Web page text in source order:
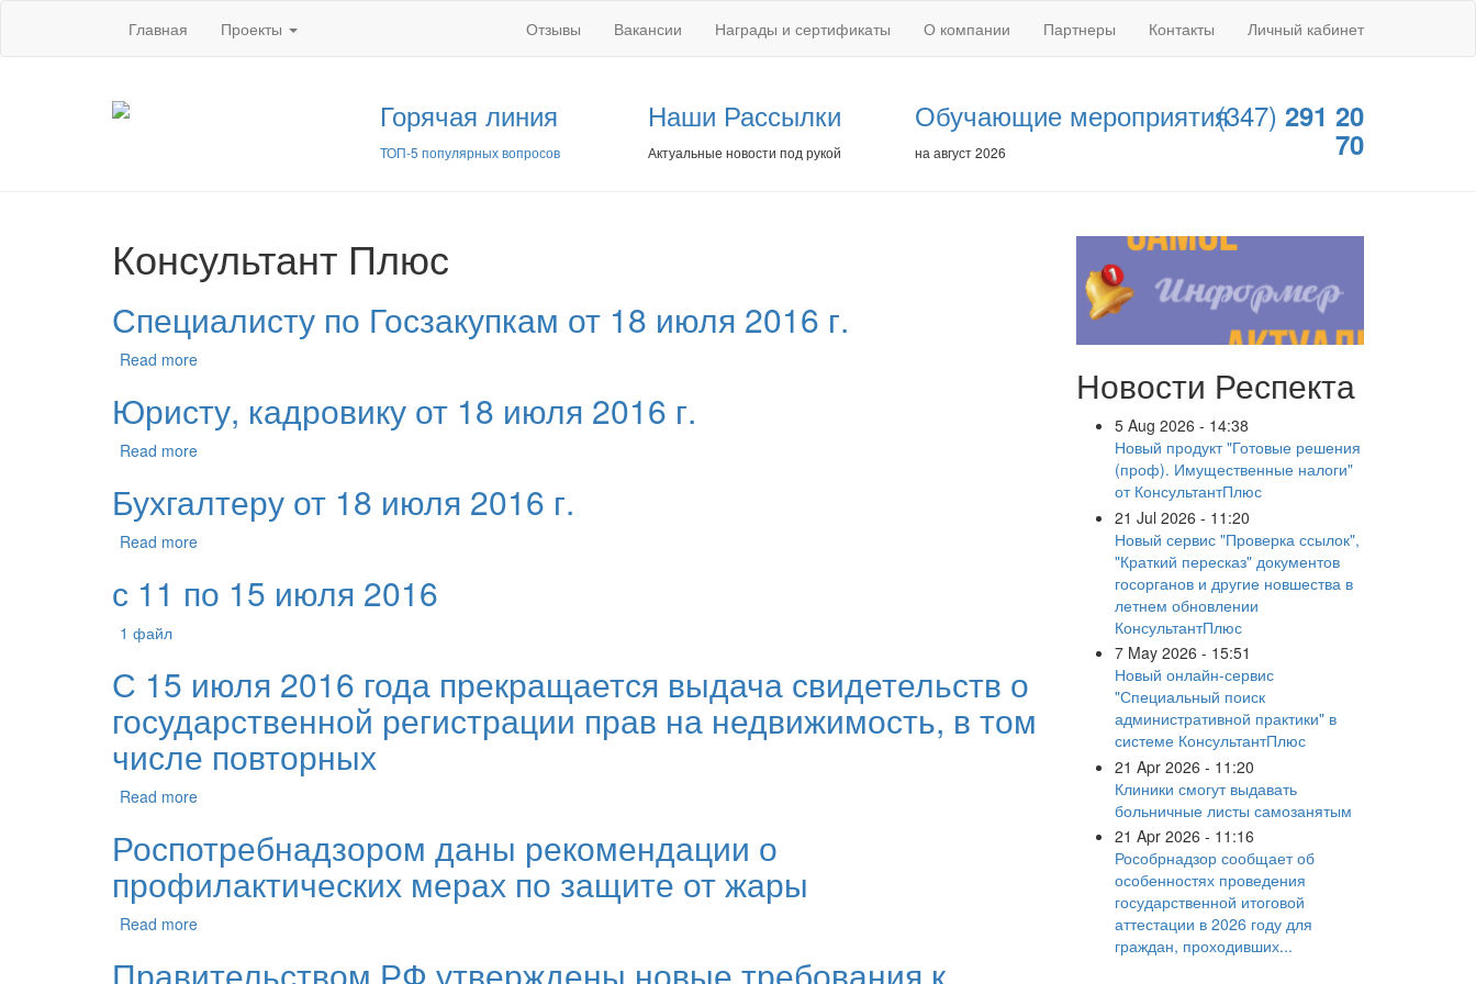
Главная Проекты Отзывы Вакансии Награды и сертификаты О компании Партнеры Контакты Личный кабинет
Горячая линия
ТОП-5 популярных вопросов
Наши Рассылки
Актуальные новости под рукой
Обучающие мероприятия
на август 2026
(347) 291 20
70
Консультант Плюс
Специалисту по Госзакупкам от 18 июля 2016 г.
Read more
Юристу, кадровику от 18 июля 2016 г.
Read more
Бухгалтеру от 18 июля 2016 г.
Read more
с 11 по 15 июля 2016
1 файл
С 15 июля 2016 года прекращается выдача свидетельств о
государственной регистрации прав на недвижимость, в том
числе повторных
Read more
Роспотребнадзором даны рекомендации о
профилактических мерах по защите от жары
Read more
Новости Респекта
5 Aug 2026 - 14:38
Новый продукт "Готовые решения
(проф). Имущественные налоги"
от КонсультантПлюс
21 Jul 2026 - 11:20
Новый сервис "Проверка ссылок",
"Краткий пересказ" документов
госорганов и другие новшества в
летнем обновлении
КонсультантПлюс
7 May 2026 - 15:51
Новый онлайн-сервис
"Специальный поиск
административной практики" в
системе КонсультантПлюс
21 Apr 2026 - 11:20
Клиники смогут выдавать
больничные листы самозанятым
21 Apr 2026 - 11:16
Рособрнадзор сообщает об
особенностях проведения
государственной итоговой
аттестации в 2026 году для
граждан, проходивших...